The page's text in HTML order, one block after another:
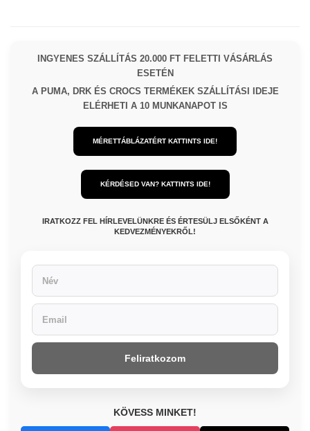
INGYENES SZÁLLÍTÁS 20.000 FT FELETTI VÁSÁRLÁS
ESETÉN
A PUMA, DRK ÉS CROCS TERMÉKEK SZÁLLÍTÁSI IDEJE
ELÉRHETI A 10 MUNKANAPOT IS
MÉRETTÁBLÁZATÉRT KATTINTS IDE!
KÉRDÉSED VAN? KATTINTS IDE!
IRATKOZZ FEL HÍRLEVELÜNKRE ÉS ÉRTESÜLJ ELSŐKÉNT A
KEDVEZMÉNYEKRŐL!
Feliratkozom
KÖVESS MINKET!